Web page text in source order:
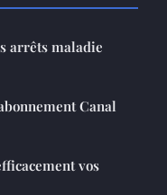
arrêts maladie
Canal
vos